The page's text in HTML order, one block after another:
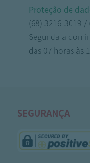
Proteção de
(68) 3216-3019 /
Segunda a
das 07 horas às
SEGURANÇA